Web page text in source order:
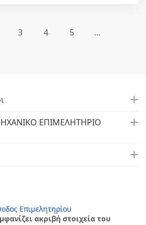
3 4 5 ...
ΕΠΙΜΕΛΗΤΗΡΙΟ
Επιμελητηρίου
ακριβή στοιχεία του